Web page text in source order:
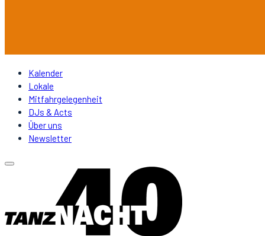
Kalender
Lokale
Mitfahrgelegenheit
DJs & Acts
Über uns
Newsletter